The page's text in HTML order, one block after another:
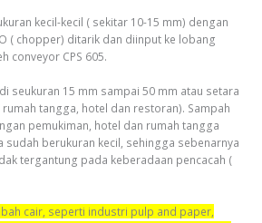
kecil-kecil ( sekitar 10-15 mm) dengan
( chopper) ditarik dan diinput ke lobang
conveyor CPS 605.
seukuran 15 mm sampai 50 mm atau setara
tangga, hotel dan restoran). Sampah
pemukiman, hotel dan rumah tangga
sudah berukuran kecil, sehingga sebenarnya
tergantung pada keberadaan pencacah (
cair, seperti industri pulp and paper,